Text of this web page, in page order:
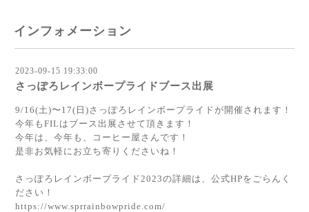
インフォメーション
2023-09-15 19:33:00
さっぽろレインボープライドブース出展
9/16(土)〜17(日)さっぽろレインボープライドが開催されます！
今年もFILはブース出展させて頂きます！
今年は、今年も、コーヒー屋さんです！⠀
是非お気軽にお立ち寄りくださいね！
さっぽろレインボープライド2023の詳細は、公式HPをごらんく
ださい！
https://www.sprrainbowpride.com/